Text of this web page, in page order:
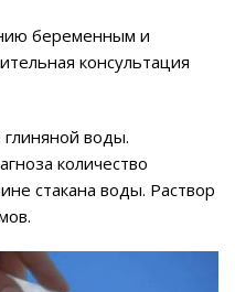
беременным и
консультация
воды.
количество
стакана воды. Раствор